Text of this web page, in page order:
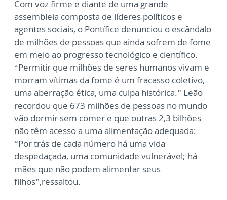
Com voz firme e diante de uma grande
assembleia composta de líderes políticos e
agentes sociais, o Pontífice denunciou o escândalo
de milhões de pessoas que ainda sofrem de fome
em meio ao progresso tecnológico e científico.
“Permitir que milhões de seres humanos vivam e
morram vítimas da fome é um fracasso coletivo,
uma aberração ética, uma culpa histórica.” Leão
recordou que 673 milhões de pessoas no mundo
vão dormir sem comer e que outras 2,3 bilhões
não têm acesso a uma alimentação adequada:
“Por trás de cada número há uma vida
despedaçada, uma comunidade vulnerável; há
mães que não podem alimentar seus
filhos”,ressaltou.